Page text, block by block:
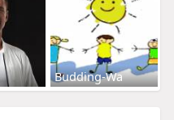
Budding-Wa